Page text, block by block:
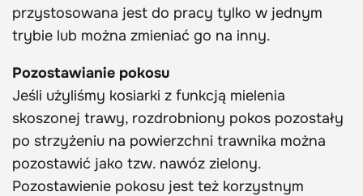
przystosowana jest do pracy tylko w jednym
trybie lub można zmieniać go na inny.
Pozostawianie pokosu
Jeśli użyliśmy kosiarki z funkcją mielenia
skoszonej trawy, rozdrobniony pokos pozostały
po strzyżeniu na powierzchni trawnika można
pozostawić jako tzw. nawóz zielony.
Pozostawienie pokosu jest też korzystnym